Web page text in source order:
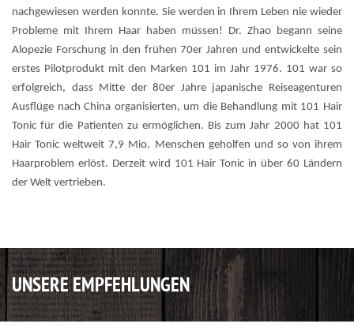
nachgewiesen werden konnte. Sie werden in Ihrem Leben nie wieder
Probleme mit Ihrem Haar haben müssen! Dr. Zhao begann seine
Alopezie Forschung in den frühen 70er Jahren und entwickelte sein
erstes Pilotprodukt mit den Marken 101 im Jahr 1976. 101 war so
erfolgreich, dass Mitte der 80er Jahre japanische Reiseagenturen
Ausflüge nach China organisierten, um die Behandlung mit 101 Hair
Tonic für die Patienten zu ermöglichen. Bis zum Jahr 2000 hat 101
Hair Tonic weltweit 7,9 Mio. Menschen geholfen und so von ihrem
Haarproblem erlöst. Derzeit wird 101 Hair Tonic in über 60 Ländern
der Welt vertrieben.
UNSERE EMPFEHLUNGEN